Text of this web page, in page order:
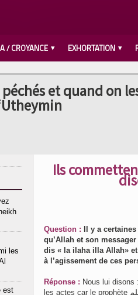
/ CROYANCE EXHORTATION
et quand on
Ils
Question :
Il y a
qu’Allah et son
dis « la ilaha illa Allah»
à l’agissement de ces
Réponse : Nous lui
les
est